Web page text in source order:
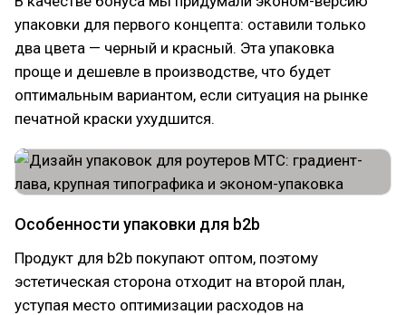
упаковки для первого концепта: оставили только
два цвета — черный и красный. Эта упаковка
проще и дешевле в производстве, что будет
оптимальным вариантом, если ситуация на рынке
печатной краски ухудшится.
Особенности упаковки для b2b
Продукт для b2b покупают оптом, поэтому
эстетическая сторона отходит на второй план,
уступая место оптимизации расходов на